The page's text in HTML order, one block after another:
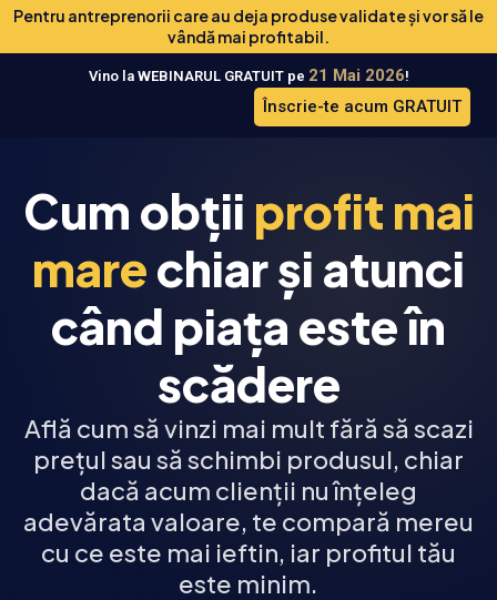
Pentru antreprenorii care au deja produse validate și vor să le
vândă mai profitabil.
Vino la WEBINARUL GRATUIT pe 21 Mai 2026!
Înscrie-te acum GRATUIT
Cum obții profit mai
marechiar și atunci
când piața este în
scădere
Află cum să vinzi mai mult fără să scazi
prețul sau să schimbi produsul, chiar
dacă acum clienții nu înțeleg
adevărata valoare, te compară mereu
cu ce este mai ieftin, iar profitul tău
este minim.